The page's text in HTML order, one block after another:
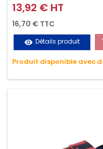
griffes (3M ou 5M /
Permet d'arrimer et de
le transport. Matière
variations de
Prix
13,92 € HT
16,70 € TTC
visibility Détails produit
Produit disponible avec